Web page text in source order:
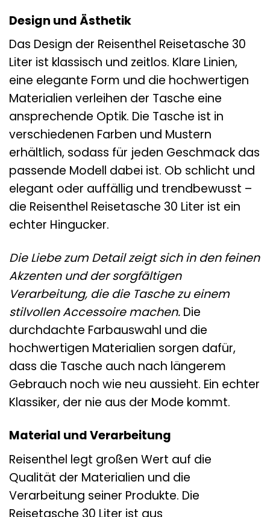
Design und Ästhetik
Das Design der Reisenthel Reisetasche 30
Liter ist klassisch und zeitlos. Klare Linien,
eine elegante Form und die hochwertigen
Materialien verleihen der Tasche eine
ansprechende Optik. Die Tasche ist in
verschiedenen Farben und Mustern
erhältlich, sodass für jeden Geschmack das
passende Modell dabei ist. Ob schlicht und
elegant oder auffällig und trendbewusst –
die Reisenthel Reisetasche 30 Liter ist ein
echter Hingucker.
Die Liebe zum Detail zeigt sich in den feinen
Akzenten und der sorgfältigen
Verarbeitung, die die Tasche zu einem
stilvollen Accessoire machen. Die
durchdachte Farbauswahl und die
hochwertigen Materialien sorgen dafür,
dass die Tasche auch nach längerem
Gebrauch noch wie neu aussieht. Ein echter
Klassiker, der nie aus der Mode kommt.
Material und Verarbeitung
Reisenthel legt großen Wert auf die
Qualität der Materialien und die
Verarbeitung seiner Produkte. Die
Reisetasche 30 Liter ist aus